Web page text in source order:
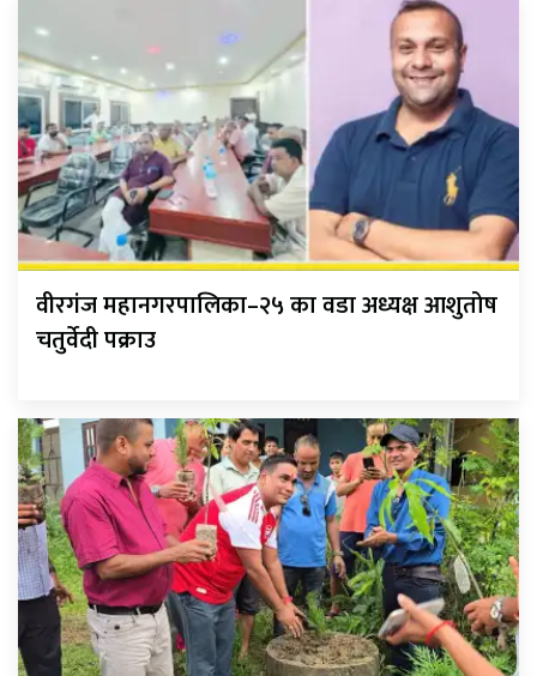
वीरगंज महानगरपालिका–२५ का वडा अध्यक्ष आशुतोष
चतुर्वेदी पक्राउ